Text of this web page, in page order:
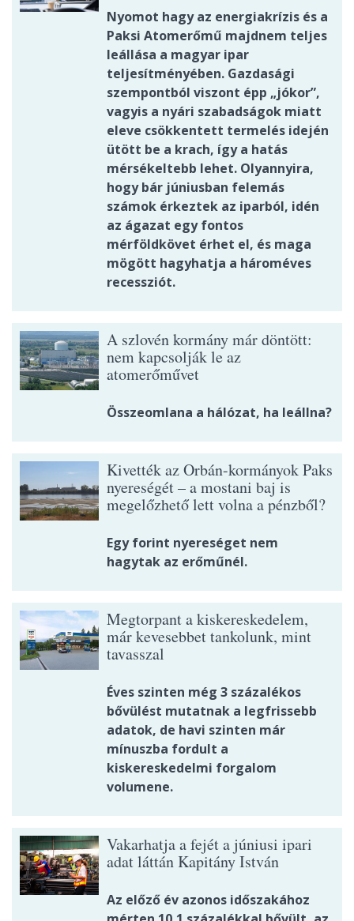
Nyomot hagy az energiakrízis és a
Paksi Atomerőmű majdnem teljes
leállása a magyar ipar
teljesítményében. Gazdasági
szempontból viszont épp „jókor”,
vagyis a nyári szabadságok miatt
eleve csökkentett termelés idején
ütött be a krach, így a hatás
mérsékeltebb lehet. Olyannyira,
hogy bár júniusban felemás
számok érkeztek az iparból, idén
az ágazat egy fontos
mérföldkövet érhet el, és maga
mögött hagyhatja a hároméves
recessziót.
A szlovén kormány már döntött:
nem kapcsolják le az
atomerőművet
Összeomlana a hálózat, ha leállna?
Kivették az Orbán-kormányok Paks
nyereségét – a mostani baj is
megelőzhető lett volna a pénzből?
Egy forint nyereséget nem
hagytak az erőműnél.
Megtorpant a kiskereskedelem,
már kevesebbet tankolunk, mint
tavasszal
Éves szinten még 3 százalékos
bővülést mutatnak a legfrissebb
adatok, de havi szinten már
mínuszba fordult a
kiskereskedelmi forgalom
volumene.
Vakarhatja a fejét a júniusi ipari
adat láttán Kapitány István
Az előző év azonos időszakához